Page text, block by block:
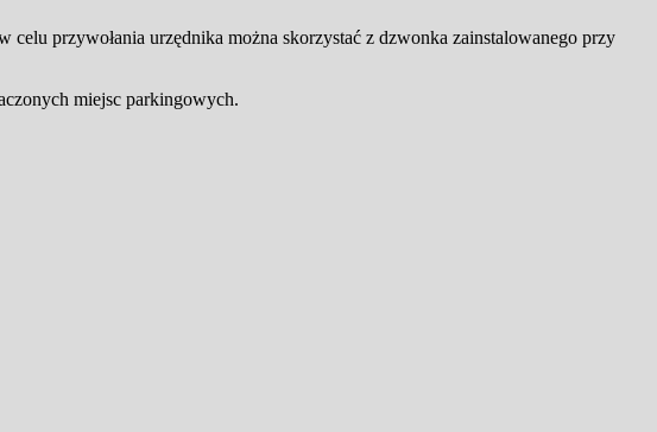
celu przywołania urzędnika można skorzystać z dzwonka zainstalowanego przy
miejsc parkingowych.